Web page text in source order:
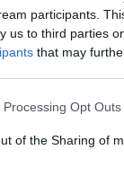
participants.
us to third parties
that may
Opt Outs
of the Sharing of